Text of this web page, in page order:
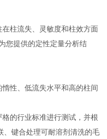
柱流失、灵敏度和柱效方面
您提供的定性定量分析结
性、低流失水平和高的柱间
的行业标准进行测试，并根
、键合处理可耐溶剂清洗的毛